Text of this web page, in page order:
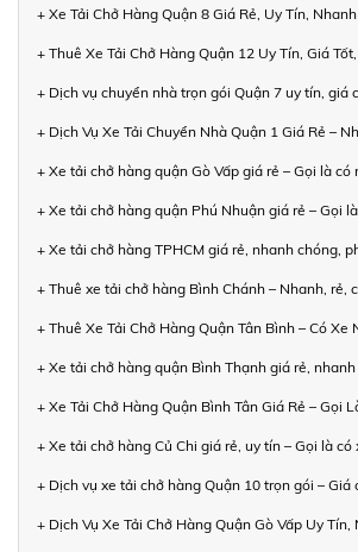
+ Xe Tải Chở Hàng Quận 8 Giá Rẻ, Uy Tín,
+ Thuê Xe Tải Chở Hàng Quận 12 Uy Tín, Giá
+ Dịch vụ chuyển nhà trọn gói Quận 7 uy tín, giá
+ Dịch Vụ Xe Tải Chuyển Nhà Quận 1 Giá Rẻ –
+ Xe tải chở hàng quận Gò Vấp giá rẻ – Gọi là có
+ Xe tải chở hàng quận Phú Nhuận giá rẻ – Gọi
+ Xe tải chở hàng TPHCM giá rẻ, nhanh chóng,
+ Thuê xe tải chở hàng Bình Chánh – Nhanh, rẻ,
+ Thuê Xe Tải Chở Hàng Quận Tân Bình – Có Xe
+ Xe tải chở hàng quận Bình Thạnh giá rẻ,
+ Xe Tải Chở Hàng Quận Bình Tân Giá Rẻ – Gọi
+ Xe tải chở hàng Củ Chi giá rẻ, uy tín – Gọi là có
+ Dịch vụ xe tải chở hàng Quận 10 trọn gói – Giá
+ Dịch Vụ Xe Tải Chở Hàng Quận Gò Vấp Uy Tín,